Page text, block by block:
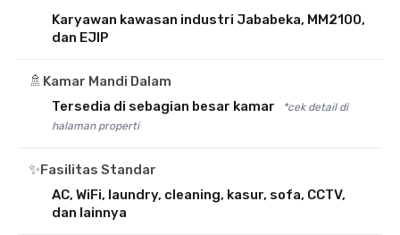
Karyawan kawasan industri Jababeka, MM2100,
dan EJIP
🚿 Kamar Mandi Dalam
Tersedia di sebagian besar kamar
*cek detail di
halaman properti
✨Fasilitas Standar
AC, WiFi, laundry, cleaning, kasur, sofa, CCTV,
dan lainnya